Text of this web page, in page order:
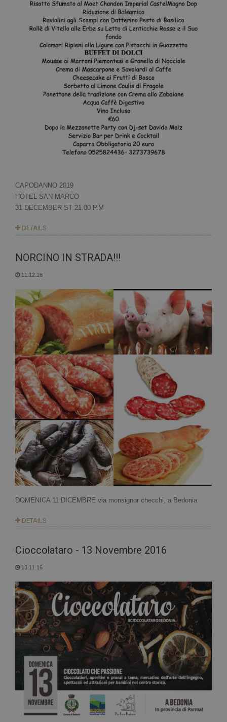
CAPODANNO 2019
HOTEL SAN MARCO
31 DECEMBER ST 21.00 P.M
DETAILS
NORCINO IN STRADA!!!
11.12.16
DOMENICA 11 DICEMBRE via monsignor checchi, a Bedonia
DETAILS
Cioccolataro - 13 Novembre 2016
13.11.16